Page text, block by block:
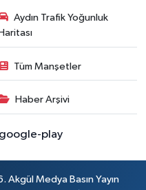
Aydın Trafik Yoğunluk
Haritası
Tüm Manşetler
Haber Arşivi
Medya Basın Yayın